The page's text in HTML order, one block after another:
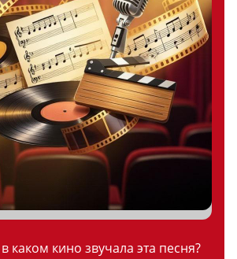
каком кино звучала эта песня?